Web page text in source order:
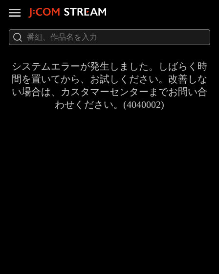
システムエラーが発生しました。しばらく時
間を置いてから、お試しください。改善しな
い場合は、カスタマーセンターまでお問い合
わせください。(4040002)